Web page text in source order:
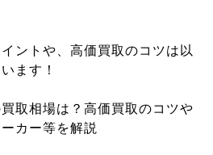
ントや、高価買取のコツは以
ます！
取相場は？高価買取のコツや
カー等を解説